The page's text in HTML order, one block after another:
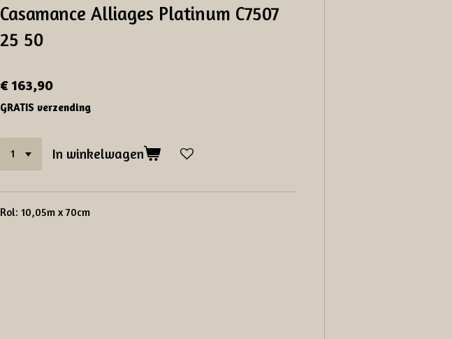
Casamance Alliages Platinum C7507
25 50
€ 163,90
GRATIS verzending
In winkelwagen
Rol: 10,05m x 70cm